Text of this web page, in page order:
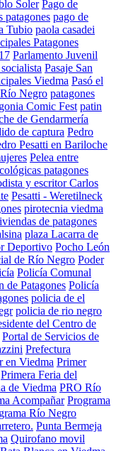
Soler Pago de
patagones pago de
Tubio paola casadei
Patagones
Parlamento Juvenil
Pasaje San
Viedma Pasó el
Negro patagones
Comic Fest patin
de Gendarmería
de captura Pedro
Pesatti en Bariloche
Pelea entre
patagones
y escritor Carlos
Pesatti - Weretilneck
pirotecnia viedma
de patagones
plaza Lacarra de
Deportivo Pocho León
de Río Negro Poder
Policía Comunal
de Patagones Policía
policia de el
policia de rio negro
del Centro de
Portal de Servicios de
Prefectura
en Viedma Primer
Primera Feria del
de Viedma PRO Río
Acompañar Programa
Río Negro
Punta Bermeja
Quirofano movil